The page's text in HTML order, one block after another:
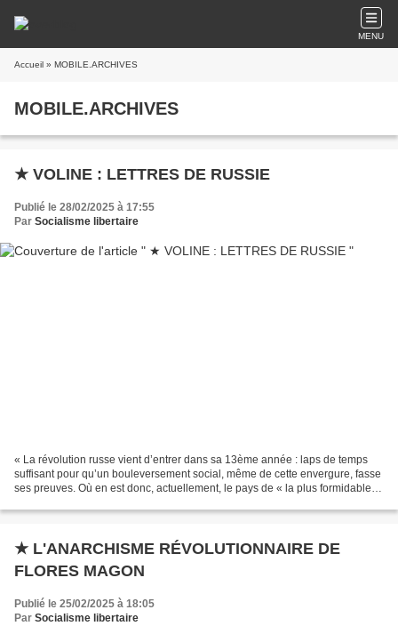
MENU
Accueil » MOBILE.ARCHIVES
MOBILE.ARCHIVES
★ VOLINE : LETTRES DE RUSSIE
Publié le 28/02/2025 à 17:55
Par Socialisme libertaire
« La révolution russe vient d’entrer dans sa 13ème année : laps de temps
suffisant pour qu’un bouleversement social, même de cette envergure, fasse
ses preuves. Où en est donc, actuellement, le pays de « la plus formidable »
★ L'ANARCHISME RÉVOLUTIONNAIRE DE
FLORES MAGON
Publié le 25/02/2025 à 18:05
Par Socialisme libertaire